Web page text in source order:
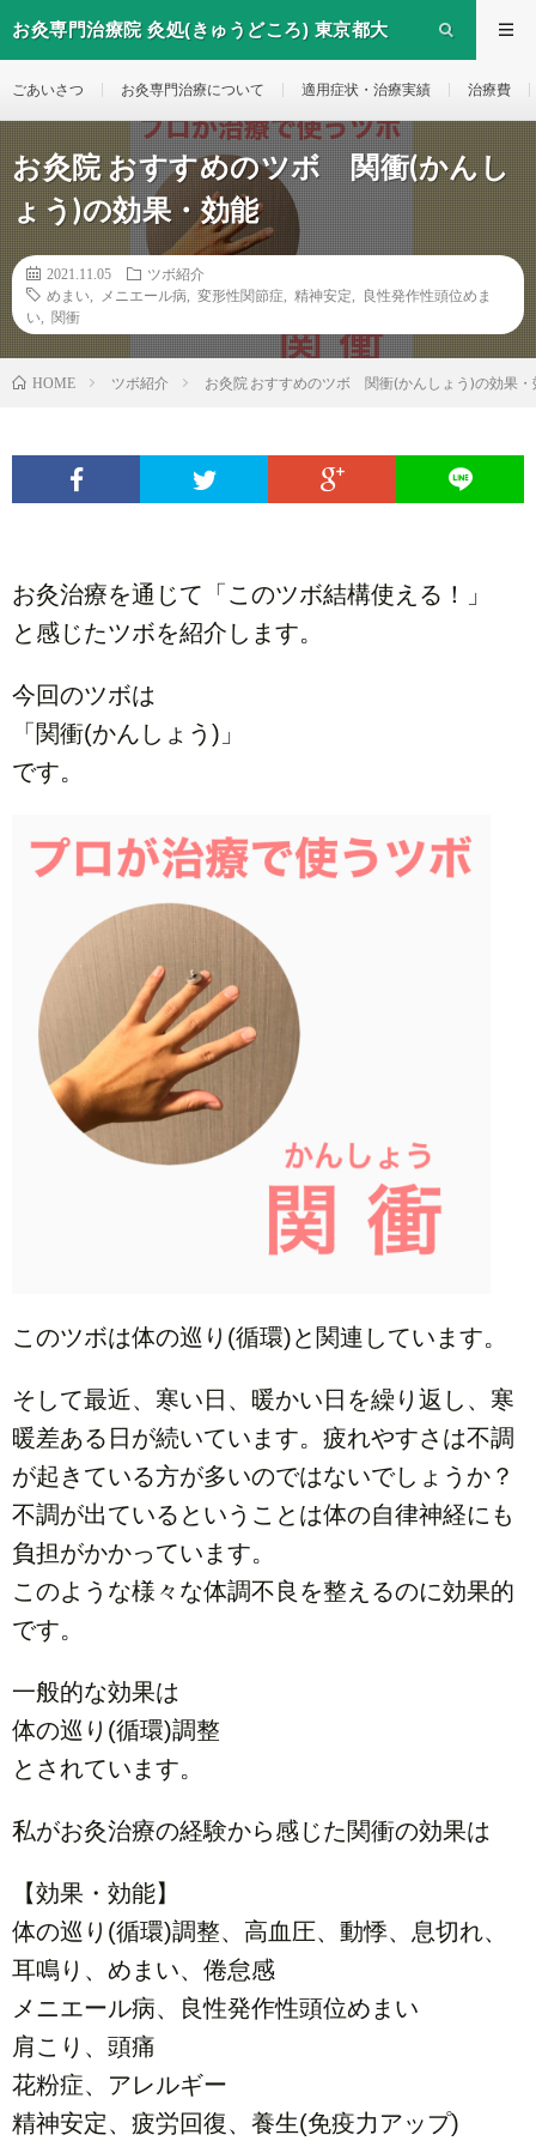
お灸専門治療院 灸処(きゅうどころ) 東京都大
ごあいさつ お灸専門治療について 適用症状・治療実績 治療費
お灸院 おすすめのツボ 関衝(かんし
ょう)の効果・効能
2021.11.05
ツボ紹介
めまい
メニエール病 変形性関節症 精神安定
良性発作性頭位めま
い
関衝
HOME ツボ紹介 お灸院 おすすめのツボ 関衝(かんしょう)の効果・
お灸治療を通じて「このツボ結構使える！」
と感じたツボを紹介します。
今回のツボは
「関衝(かんしょう)」
です。
このツボは体の巡り(循環)と関連しています。
そして最近、寒い日、暖かい日を繰り返し、寒
暖差ある日が続いています。疲れやすさは不調
が起きている方が多いのではないでしょうか？
不調が出ているということは体の自律神経にも
負担がかかっています。
このような様々な体調不良を整えるのに効果的
です。
一般的な効果は
体の巡り(循環)調整
とされています。
私がお灸治療の経験から感じた関衝の効果は
【効果・効能】
体の巡り(循環)調整、高血圧、動悸、息切れ、
耳鳴り、めまい、倦怠感
メニエール病、良性発作性頭位めまい
肩こり、頭痛
花粉症、アレルギー
精神安定、疲労回復、養生(免疫力アップ)